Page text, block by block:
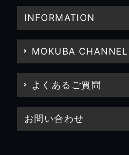
INFORMATION
MOKUBA CHANNEL
よくあるご質問
お問い合わせ